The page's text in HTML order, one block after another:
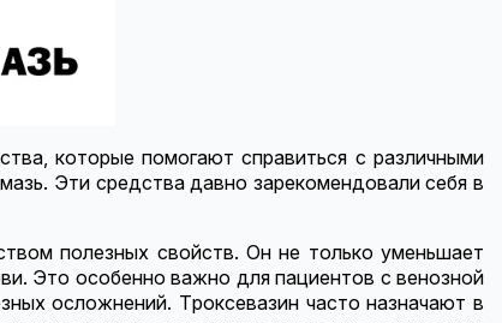
которые помогают справиться с различными
Эти средства давно зарекомендовали себя в
полезных свойств. Он не только уменьшает
Это особенно важно для пациентов с венозной
осложнений. Троксевазин часто назначают в